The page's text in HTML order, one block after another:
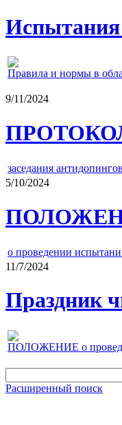
Правила и нормы в
9/11/2024
заседания
5/10/2024
о проведении
11/7/2024
Праздник
ПОЛОЖЕНИЕ о
Расширенный поиск